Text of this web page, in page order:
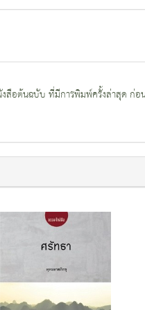
อต้นฉบับ ที่มีการพิมพ์ครั้งล่าสุด ก่อน